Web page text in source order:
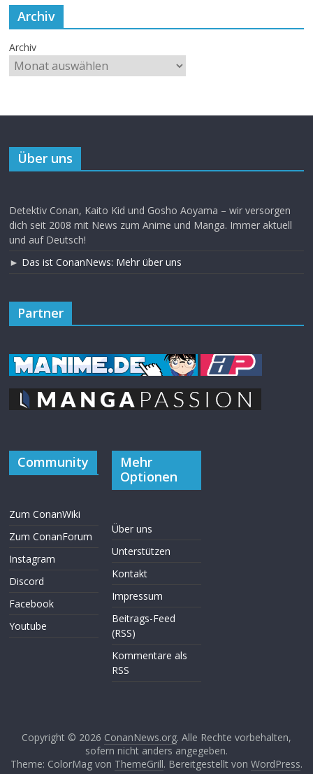
Archiv
Archiv
Über uns
Detektiv Conan, Kaito Kid und Gosho Aoyama – wir versorgen
dich seit 2008 mit News zum Anime und Manga. Immer aktuell
und auf Deutsch!
► Das ist ConanNews: Mehr über uns
Partner
Community
Zum ConanWiki
Zum ConanForum
Instagram
Discord
Facebook
Youtube
Mehr
Optionen
Über uns
Unterstützen
Kontakt
Impressum
Beitrags-Feed
(RSS)
Kommentare als
RSS
Copyright © 2026 ConanNews.org. Alle Rechte vorbehalten,
sofern nicht anders angegeben.
Theme: ColorMag von ThemeGrill. Bereitgestellt von WordPress.